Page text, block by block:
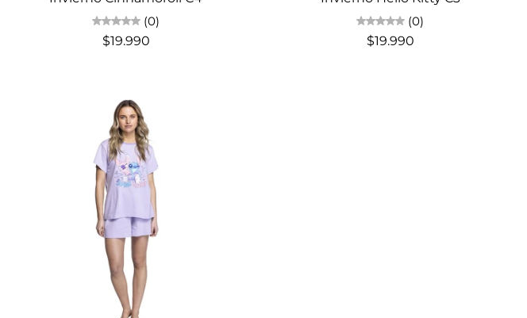
(0)
$19.990
(0)
$19.990